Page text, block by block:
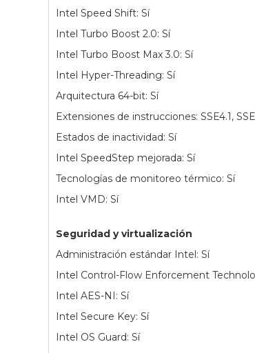
Intel Speed Shift: Sí
Intel Turbo Boost 2.0: Sí
Intel Turbo Boost Max 3.0: Sí
Intel Hyper-Threading: Sí
Arquitectura 64-bit: Sí
Extensiones de instrucciones: SSE4.1,
Estados de inactividad: Sí
Intel SpeedStep mejorada: Sí
Tecnologías de monitoreo térmico: Sí
Intel VMD: Sí
Seguridad y virtualización
Administración estándar Intel: Sí
Intel Control-Flow Enforcement
Intel AES-NI: Sí
Intel Secure Key: Sí
Intel OS Guard: Sí